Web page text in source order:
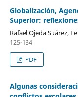
Globalización,
Superior:
Rafael Ojeda Suárez,
125-134
PDF
Algunas